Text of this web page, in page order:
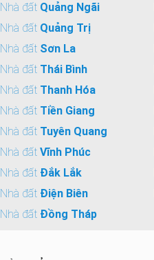
Nhà đất Quảng Ngãi
Nhà đất Quảng Trị
Nhà đất Sơn La
Nhà đất Thái Bình
Nhà đất Thanh Hóa
Nhà đất Tiền Giang
Nhà đất Tuyên Quang
Nhà đất Vĩnh Phúc
Nhà đất Đắk Lắk
Nhà đất Điện Biên
Nhà đất Đồng Tháp